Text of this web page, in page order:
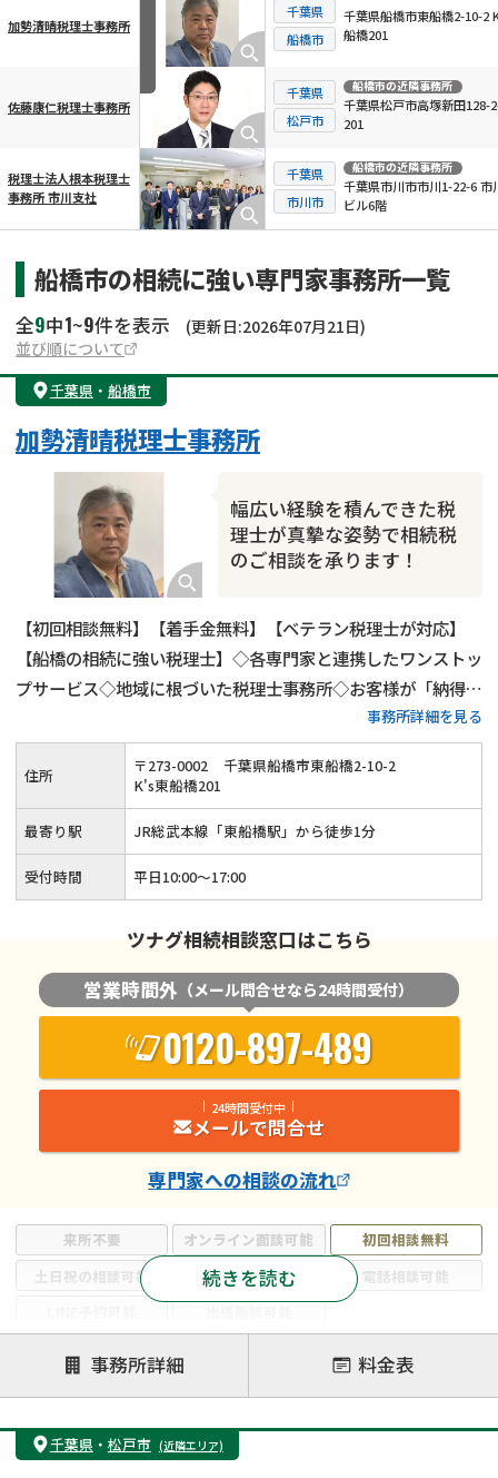
横スクロール可能
加勢清晴税理士事務所
千葉県
船橋市
千葉県船橋市東船橋2-10-2
船橋201
佐藤康仁税理士事務所
千葉県
松戸市
船橋市の近隣事務所
千葉県松戸市高塚新田128-
201
税理士法人根本税理士
事務所 市川支社
千葉県
市川市
船橋市の近隣事務所
千葉県市川市市川1-22-6 市
ビル6階
船橋市の相続に強い専門家事務所一覧
全9中1~9件を表示
(更新日:2026年07月21日)
並び順について
千葉県 ・ 船橋市
幅広い経験を積んできた税
理士が真摯な姿勢で相続税
のご相談を承ります！
加勢清晴税理士事務所
【初回相談無料】【着手金無料】【ベテラン税理士が対応】
【船橋の相続に強い税理士】◇各専門家と連携したワンストッ
プサービス◇地域に根づいた税理士事務所◇お客様が「納得」
事務所詳細を見る
来所不要 オンライン面談可能
初回相談無料
土日祝の相談可能
19時以降電話可能
電話相談可能
注力案件
遺言書作成・遺言執行
相続放棄
相続登記
遺産分割
遺留分侵害額請求
相続税申告
相続手続き
銀行手続き
続きを読む
住所 〒273-0002
千葉県船橋市東船橋2-10-2
K's東船橋201
最寄り駅 JR総武本線「東船橋駅」から徒歩1分
受付時間 平日10:00～17:00
ツナグ相続相談窓口はこちら
営業時間外 （メール問合せなら24時間受付）
0120-897-489
24時間受付中
メールで問合せ
専門家への相談の流れ
事務所詳細 料金表
千葉県 ・ 松戸市 (近隣エリア)